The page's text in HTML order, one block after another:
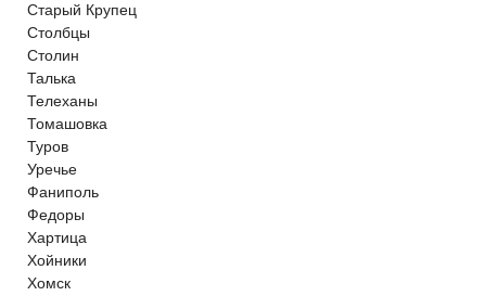
Старый Крупец
Столбцы
Столин
Талька
Телеханы
Томашовка
Туров
Уречье
Фаниполь
Федоры
Хартица
Хойники
Хомск